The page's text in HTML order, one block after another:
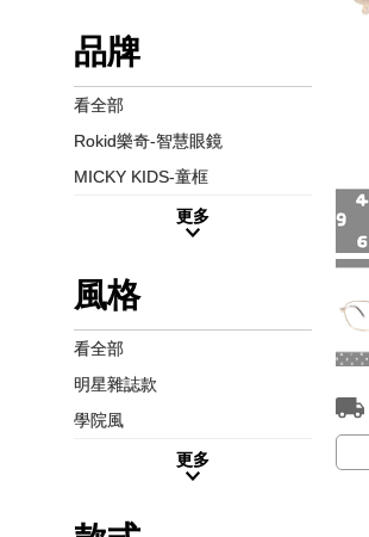
品牌
看全部
Rokid樂奇-智慧眼鏡
MICKY KIDS-童框
更多
風格
看全部
明星雜誌款
學院風
更多